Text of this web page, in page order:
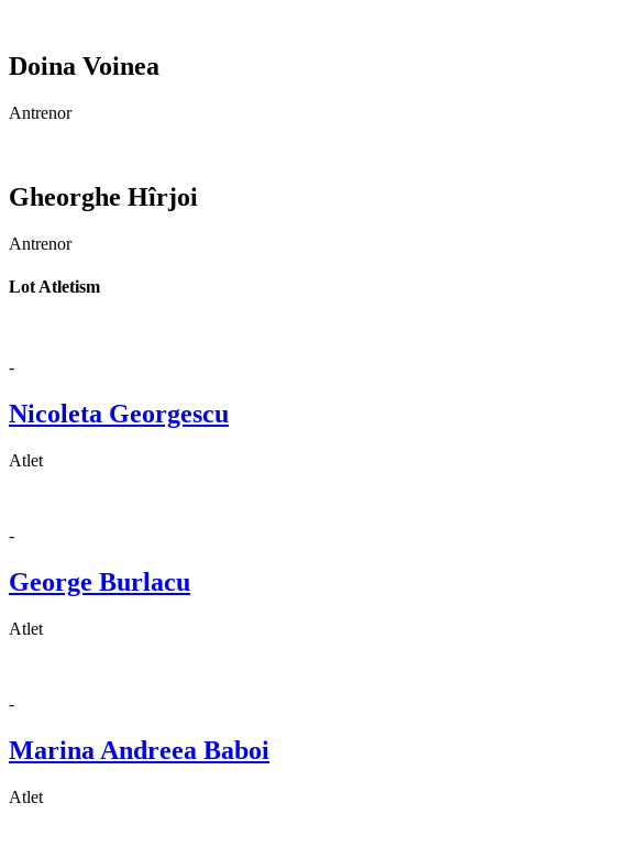
Doina Voinea
Antrenor
Gheorghe Hîrjoi
Antrenor
Lot Atletism
-
Nicoleta Georgescu
Atlet
-
George Burlacu
Atlet
-
Marina Andreea Baboi
Atlet